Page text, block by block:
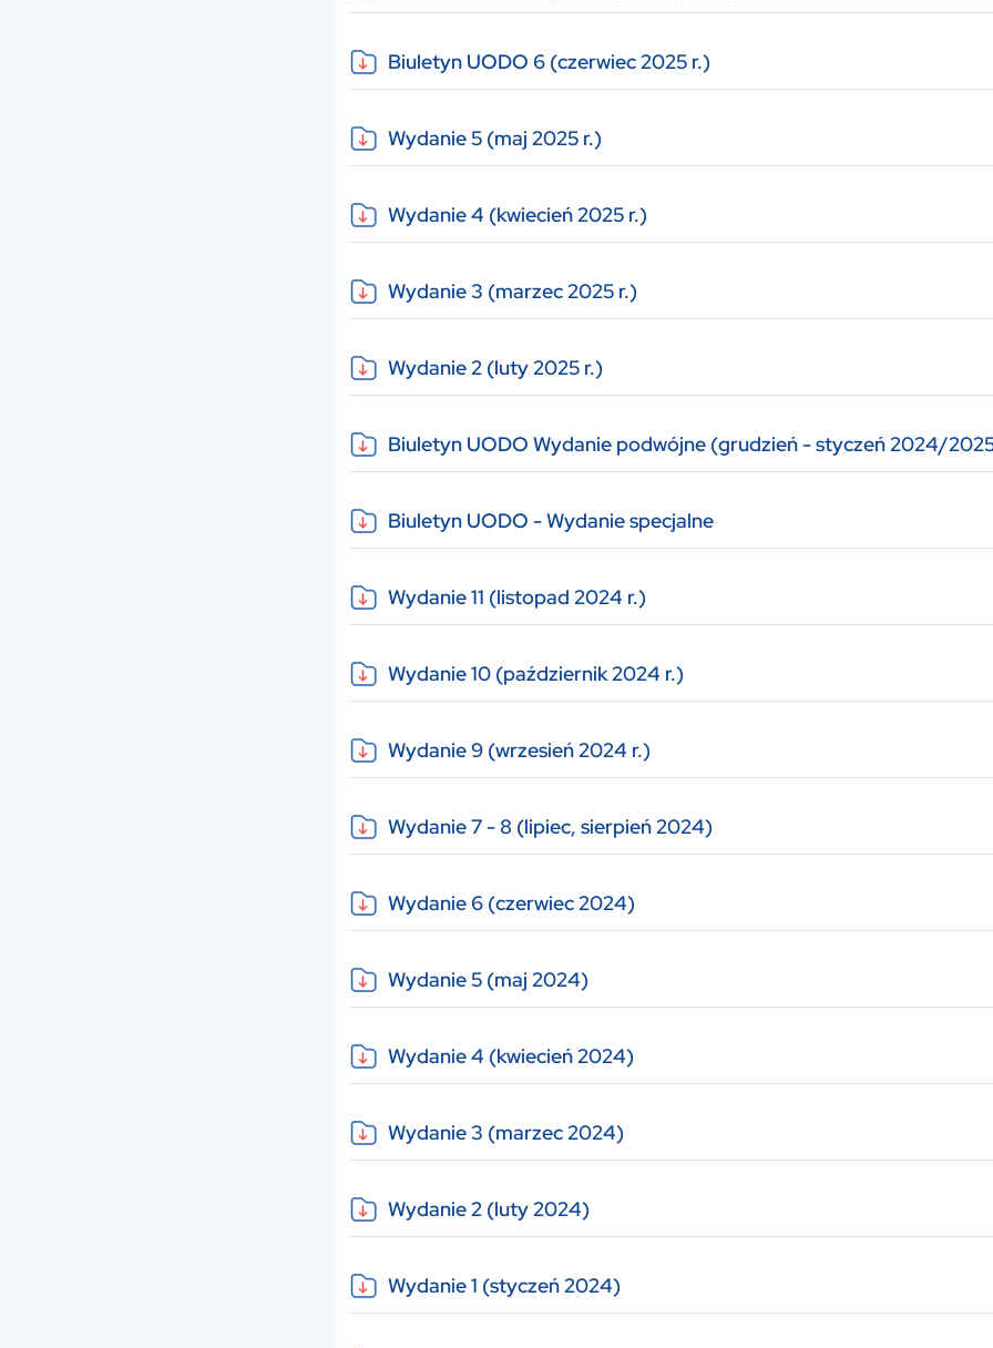
Biuletyn UODO 6 (czerwiec 2025 r.)
Wydanie 5 (maj 2025 r.)
Wydanie 4 (kwiecień 2025 r.)
Wydanie 3 (marzec 2025 r.)
Wydanie 2 (luty 2025 r.)
Biuletyn UODO Wydanie podwójne (grudzień - styczeń 2024/
Biuletyn UODO - Wydanie specjalne
Wydanie 11 (listopad 2024 r.)
Wydanie 10 (październik 2024 r.)
Wydanie 9 (wrzesień 2024 r.)
Wydanie 7 - 8 (lipiec, sierpień 2024)
Wydanie 6 (czerwiec 2024)
Wydanie 5 (maj 2024)
Wydanie 4 (kwiecień 2024)
Wydanie 3 (marzec 2024)
Wydanie 2 (luty 2024)
Wydanie 1 (styczeń 2024)